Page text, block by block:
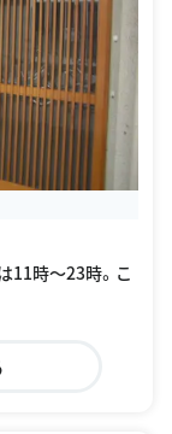
11時〜23時。こ